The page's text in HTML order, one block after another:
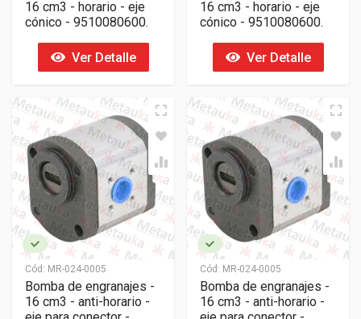
16 cm3 - horario - eje
cónico - 9510080600.
Ver Detalle
16 cm3 - horario - eje
cónico - 9510080600.
Ver Detalle
Cód: MR-024-0005
Bomba de engranajes -
16 cm3 - anti-horario -
Cód: MR-024-0005
Bomba de engranajes -
16 cm3 - anti-horario -